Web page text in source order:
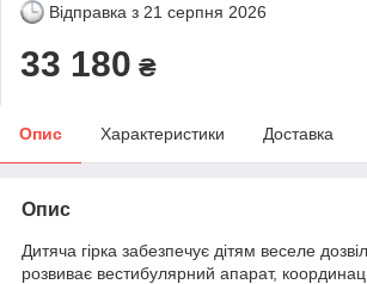
Відправка з 21 серпня 2026
33 180 ₴
Опис Характеристики Доставка
Опис
Дитяча гірка забезпечує дітям веселе
розвиває вестибулярний апарат,